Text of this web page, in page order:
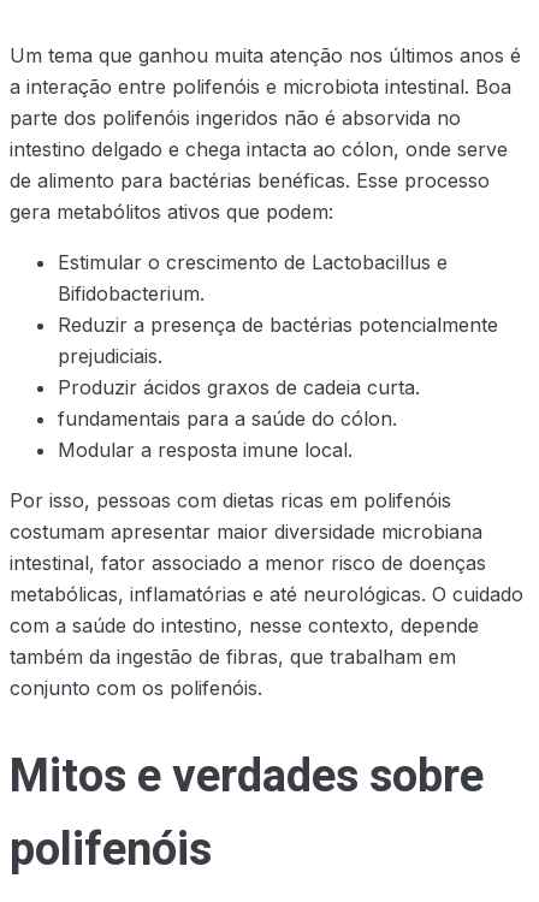
Um tema que ganhou muita atenção nos últimos anos é
a interação entre polifenóis e microbiota intestinal. Boa
parte dos polifenóis ingeridos não é absorvida no
intestino delgado e chega intacta ao cólon, onde serve
de alimento para bactérias benéficas. Esse processo
gera metabólitos ativos que podem:
Estimular o crescimento de Lactobacillus e
Bifidobacterium.
Reduzir a presença de bactérias potencialmente
prejudiciais.
Produzir ácidos graxos de cadeia curta.
fundamentais para a saúde do cólon.
Modular a resposta imune local.
Por isso, pessoas com dietas ricas em polifenóis
costumam apresentar maior diversidade microbiana
intestinal, fator associado a menor risco de doenças
metabólicas, inflamatórias e até neurológicas. O cuidado
com a saúde do intestino, nesse contexto, depende
também da ingestão de fibras, que trabalham em
conjunto com os polifenóis.
Mitos e verdades sobre
polifenóis